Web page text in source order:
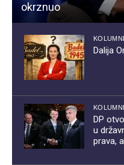
okrznuo
Dalija
DP
u
prava,